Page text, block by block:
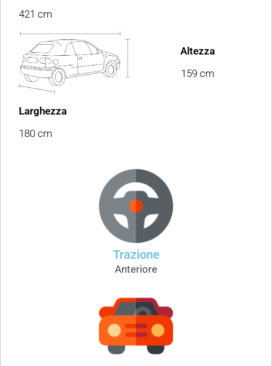
421 cm
Altezza
159 cm
Larghezza
180 cm
Trazione
Anteriore